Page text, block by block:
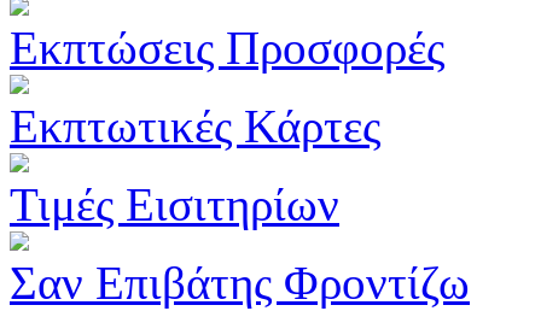
Εκπτώσεις Προσφορές
Εκπτωτικές Κάρτες
Τιμές Εισιτηρίων
Σαν Επιβάτης Φροντίζω